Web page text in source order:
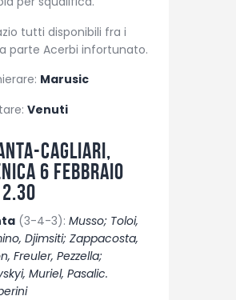
tutti disponibili fra i
parte Acerbi infortunato.
Marusic
Venuti
Cagliari,
6 febbraio
(3-4-3): Musso; Toloi,
Djimsiti; Zappacosta,
Freuler, Pezzella;
Muriel, Pasalic.